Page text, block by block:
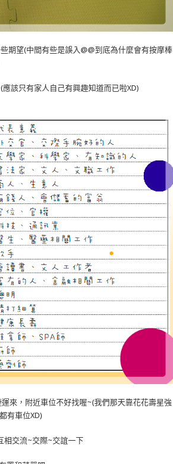
期望(中間有些是誤入@@到底為什麼會有按摩棒
該只有家人自己有興趣知道而已啦XD)
來，附近車位不好找喔~(我們那天靠花花壽星強
有車位XD)
相交流~交際~交誼一下